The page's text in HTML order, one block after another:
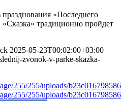
празднования «Последнего
«Сказка» традиционно пройдет
2025-05-23T00:02:00+03:00
zvonok-v-parke-skazka-
255/255/uploads/
255/255/uploads/